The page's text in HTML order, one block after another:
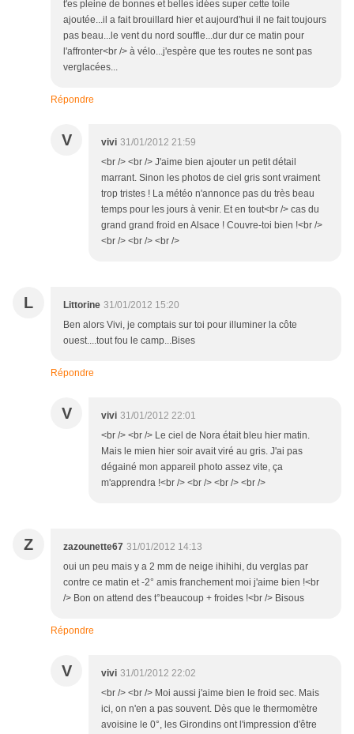
t'es pleine de bonnes et belles idées super cette toile
ajoutée...il a fait brouillard hier et aujourd'hui il ne fait toujours
pas beau...le vent du nord souffle...dur dur ce matin pour
l'affronter<br /> à vélo...j'espère que tes routes ne sont pas
verglacées...
Répondre
V vivi 31/01/2012 21:59
<br /> <br /> J'aime bien ajouter un petit détail
marrant. Sinon les photos de ciel gris sont vraiment
trop tristes ! La météo n'annonce pas du très beau
temps pour les jours à venir. Et en tout<br /> cas du
grand grand froid en Alsace ! Couvre-toi bien !<br />
<br /> <br /> <br />
L Littorine 31/01/2012 15:20
Ben alors Vivi, je comptais sur toi pour illuminer la côte
ouest....tout fou le camp...Bises
Répondre
V vivi 31/01/2012 22:01
<br /> <br /> Le ciel de Nora était bleu hier matin.
Mais le mien hier soir avait viré au gris. J'ai pas
dégainé mon appareil photo assez vite, ça
m'apprendra !<br /> <br /> <br /> <br />
Z zazounette67 31/01/2012 14:13
oui un peu mais y a 2 mm de neige ihihihi, du verglas par
contre ce matin et -2° amis franchement moi j'aime bien !<br
/> Bon on attend des t°beaucoup + froides !<br /> Bisous
Répondre
V vivi 31/01/2012 22:02
<br /> <br /> Moi aussi j'aime bien le froid sec. Mais
ici, on n'en a pas souvent. Dès que le thermomètre
avoisine le 0°, les Girondins ont l'impression d'être